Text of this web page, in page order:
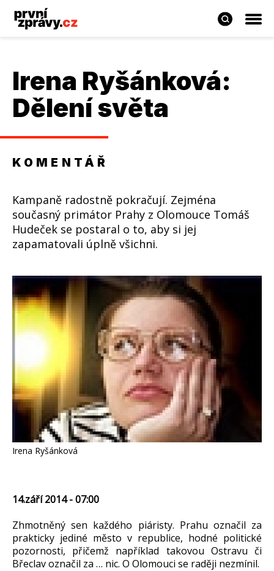
Irena Ryšánková:
Dělení světa
KOMENTÁŘ
Kampaně radostně pokračují. Zejména
současný primátor Prahy z Olomouce Tomáš
Hudeček se postaral o to, aby si jej
zapamatovali úplně všichni.
Irena Ryšánková
14.září 2014 - 07:00
Zhmotněný sen každého piáristy. Prahu označil za
prakticky jediné město v republice, hodné politické
pozornosti, přičemž například takovou Ostravu či
Břeclav označil za … nic. O Olomouci se raději nezmínil.